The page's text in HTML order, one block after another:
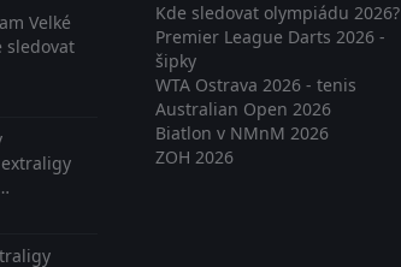
Velké
sledovat
živě
Kde sledovat olympiádu 2026?
Premier League Darts 2026 -
šipky
WTA Ostrava 2026 - tenis
Australian Open 2026
Biatlon v NMnM 2026
ZOH 2026